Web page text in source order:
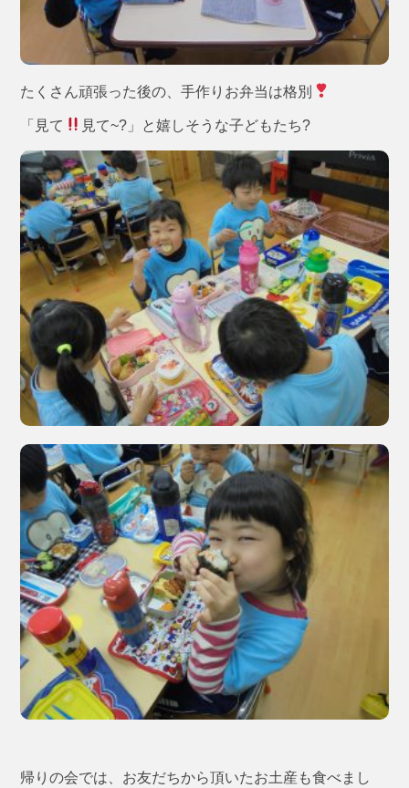
たくさん頑張った後の、手作りお弁当は格別
「見て 見て~?」と嬉しそうな子どもたち?
帰りの会では、お友だちから頂いたお土産も食べまし